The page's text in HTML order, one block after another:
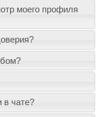
моего профиля
в чате?